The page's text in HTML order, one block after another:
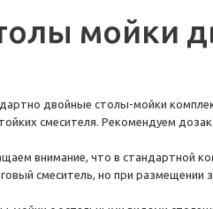
мойки
двойные столы-мойки
смесителя. Рекомендуем
внимание, что в стандартной
смеситель, но при размещении